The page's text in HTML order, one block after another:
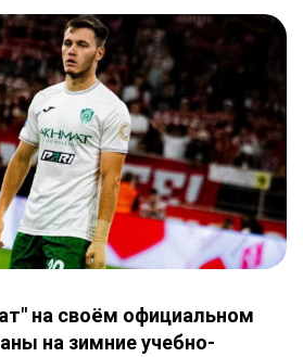
на своём официальном
на зимние учебно-